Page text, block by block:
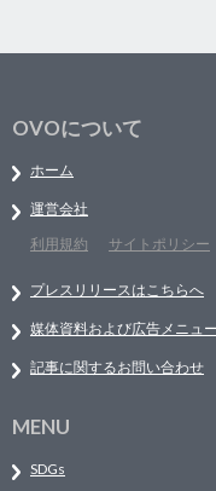
OVOについて
ホーム
運営会社
利用規約
サイトポリシー
プレスリリースはこちらへ
媒体資料および広告メニュー
記事に関するお問い合わせ
MENU
SDGs